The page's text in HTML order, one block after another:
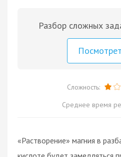
Разбор сложных
Сложность:
Среднее время
«Растворение» магния в